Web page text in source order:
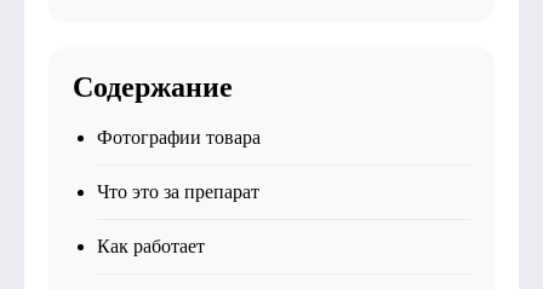
Содержание
Фотографии товара
Что это за препарат
Как работает